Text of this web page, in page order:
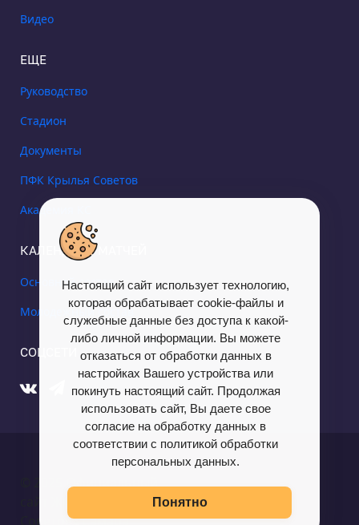
Видео
ЕЩЕ
Руководство
Стадион
Документы
ПФК Крылья Советов
Академия КС
КАЛЕНДАРЬ МАТЧЕЙ
Основной состав
Молодежный состав
СОЦСЕТИ
Настоящий сайт использует технологию,
которая обрабатывает cookie-файлы и
служебные данные без доступа к какой-
либо личной информации. Вы можете
отказаться от обработки данных в
настройках Вашего устройства или
покинуть настоящий сайт. Продолжая
использовать сайт, Вы даете свое
согласие на обработку данных в
соответствии с политикой обработки
персональных данных.
Понятно
© 2025 Официальный
Советов» Самара